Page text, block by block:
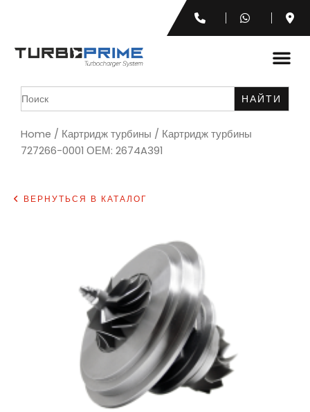
Search
for:
Home / Картридж турбины / Картридж турбины
727266-0001 ОЕМ: 2674A391
ВЕРНУТЬСЯ В КАТАЛОГ